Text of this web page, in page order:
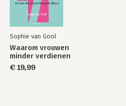
Sophie van Gool
Waarom vrouwen
minder verdienen
€ 19,99